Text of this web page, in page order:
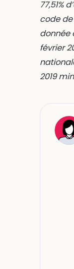
77,51%
code
donnée
février
2019